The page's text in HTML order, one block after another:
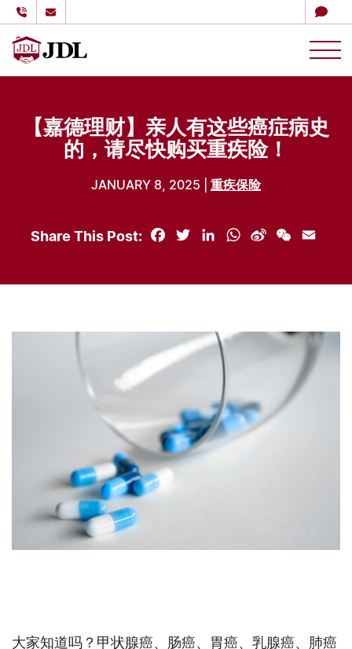
多伦多嘉德理财
【嘉德理财】亲人有这些癌症病史
的，请尽快购买重疾险！
JANUARY 8, 2025 | 重疾保险
Share This Post: Facebook
TwitterLinkedInWhatsApp
Sina
WeChat
大家知道吗？甲状腺癌、肠癌、胃癌、乳腺癌、肺癌